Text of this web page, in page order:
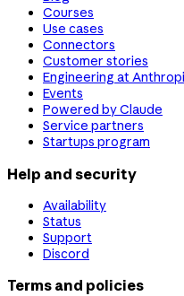
Courses
Use cases
Connectors
Customer stories
Engineering at
Events
Powered by Claude
Service partners
Startups program
Help and security
Availability
Status
Support
Discord
Terms and policies